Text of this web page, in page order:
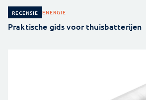
RECENSIE ENERGIE
Praktische gids voor thuisbatterijen